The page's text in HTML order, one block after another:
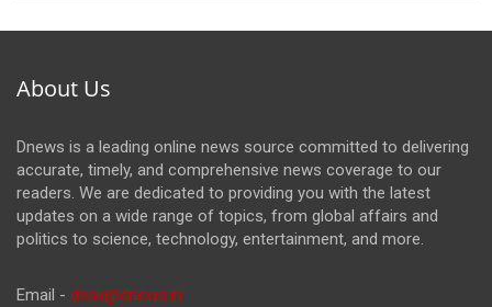
About Us
Dnews is a leading online news source committed to delivering
accurate, timely, and comprehensive news coverage to our
readers. We are dedicated to providing you with the latest
updates on a wide range of topics, from global affairs and
politics to science, technology, entertainment, and more.
Email - desk@dnews.in